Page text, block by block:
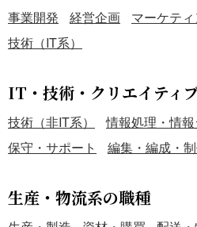
事業開発 経営企画 マーケテ
技術（IT系）
IT・技術・クリエイティ
技術（非IT系）
情報処理・情
保守・サポート
編集・編成・
生産・物流系の職種